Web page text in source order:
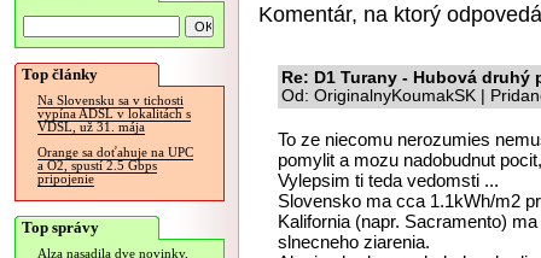
Top články
Na Slovensku sa v tichosti
vypína ADSL v lokalitách s
VDSL, už 31. mája
Orange sa doťahuje na UPC
a O2, spustí 2.5 Gbps
pripojenie
Top správy
Alza nasadila dve novinky,
Komentár, na ktorý
Re: D1 Turany - Hubová druhý
Od: OriginalnyKoumakSK |
To ze niecomu nerozumies
pomylit a mozu nadobudnut
Vylepsim ti teda vedomsti ...
Slovensko ma cca 1.1kWh/m2
Kalifornia (napr. Sacramento)
slnecneho ziarenia.